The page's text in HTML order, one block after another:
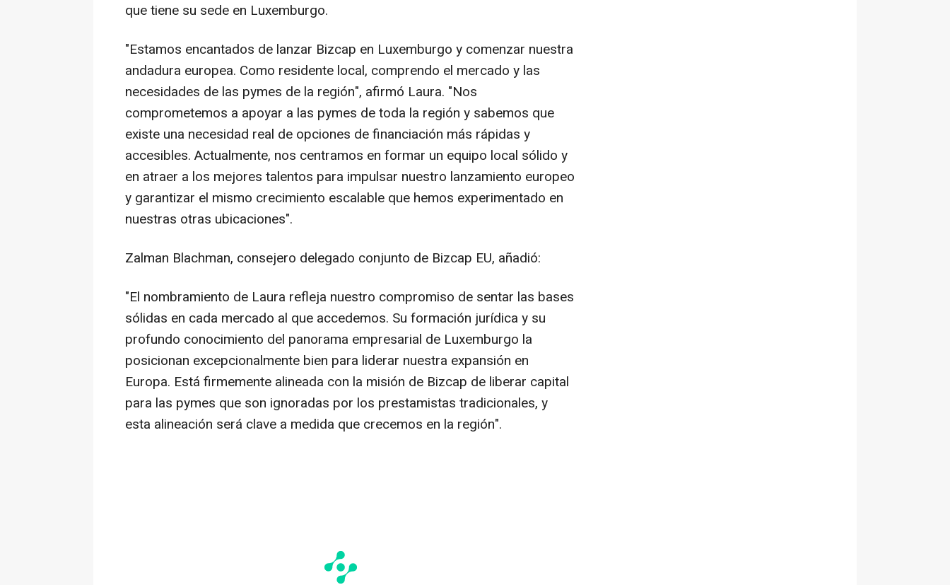
que tiene su sede en Luxemburgo.
"Estamos encantados de lanzar Bizcap en Luxemburgo y comenzar nuestra
andadura europea. Como residente local, comprendo el mercado y las
necesidades de las pymes de la región", afirmó Laura. "Nos
comprometemos a apoyar a las pymes de toda la región y sabemos que
existe una necesidad real de opciones de financiación más rápidas y
accesibles. Actualmente, nos centramos en formar un equipo local sólido y
en atraer a los mejores talentos para impulsar nuestro lanzamiento europeo
y garantizar el mismo crecimiento escalable que hemos experimentado en
nuestras otras ubicaciones".
Zalman Blachman, consejero delegado conjunto de Bizcap EU, añadió:
"El nombramiento de Laura refleja nuestro compromiso de sentar las bases
sólidas en cada mercado al que accedemos. Su formación jurídica y su
profundo conocimiento del panorama empresarial de Luxemburgo la
posicionan excepcionalmente bien para liderar nuestra expansión en
Europa. Está firmemente alineada con la misión de Bizcap de liberar capital
para las pymes que son ignoradas por los prestamistas tradicionales, y
esta alineación será clave a medida que crecemos en la región".